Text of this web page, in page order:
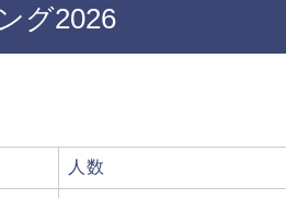
グ2026
人数